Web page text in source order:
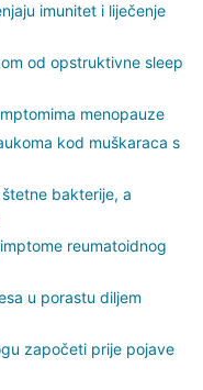
imunitet i liječenje
od opstruktivne sleep
menopauze
kod muškaraca s
bakterije, a
reumatoidnog
u porastu diljem
započeti prije pojave